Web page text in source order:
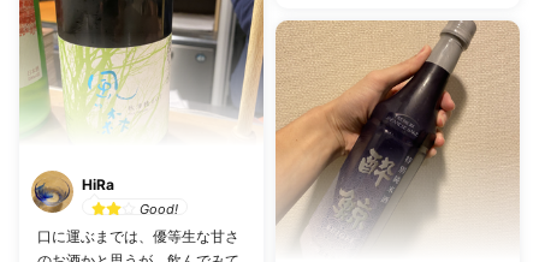
HiRa
Good!
口に運ぶまでは、優等生な甘さ